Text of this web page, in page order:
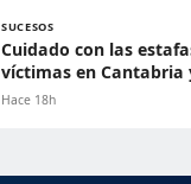
SUCESOS
Cuidado con las
víctimas en Cantabria
Hace 18h